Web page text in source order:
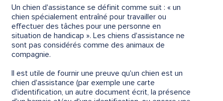
Un chien d'assistance se définit comme suit : « un
chien spécialement entraîné pour travailler ou
effectuer des tâches pour une personne en
situation de handicap ». Les chiens d'assistance ne
sont pas considérés comme des animaux de
compagnie.
Il est utile de fournir une preuve qu'un chien est un
chien d'assistance (par exemple une carte
d'identification, un autre document écrit, la présence